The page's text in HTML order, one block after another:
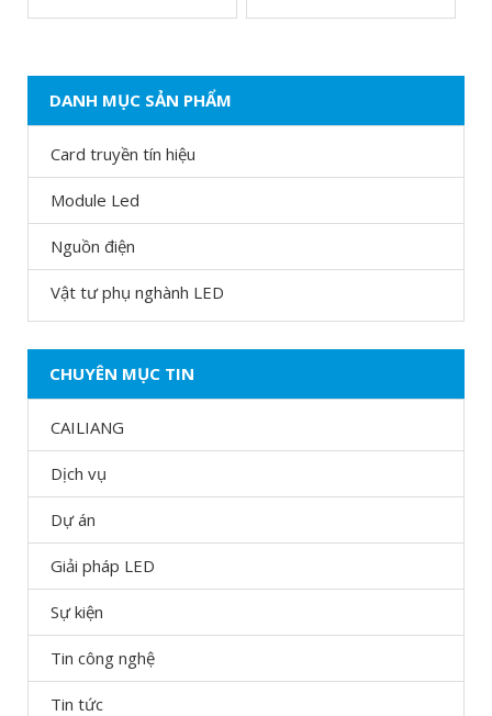
DANH MỤC SẢN PHẨM
Card truyền tín hiệu
Module Led
Nguồn điện
Vật tư phụ nghành LED
CHUYÊN MỤC TIN
CAILIANG
Dịch vụ
Dự án
Giải pháp LED
Sự kiện
Tin công nghệ
Tin tức